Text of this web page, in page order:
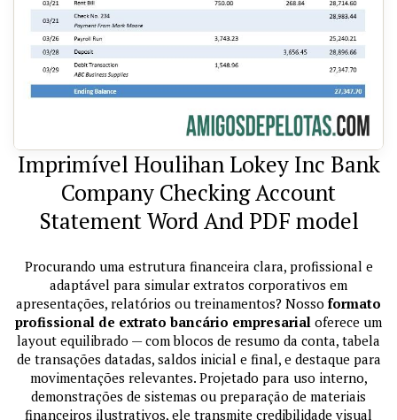
Imprimível Houlihan Lokey Inc Bank
Company Checking Account
Statement Word And PDF model
Procurando uma estrutura financeira clara, profissional e
adaptável para simular extratos corporativos em
apresentações, relatórios ou treinamentos? Nosso formato
profissional de extrato bancário empresarial oferece um
layout equilibrado — com blocos de resumo da conta, tabela
de transações datadas, saldos inicial e final, e destaque para
movimentações relevantes. Projetado para uso interno,
demonstrações de sistemas ou preparação de materiais
financeiros ilustrativos, ele transmite credibilidade visual